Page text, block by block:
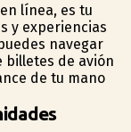
línea, es tu
y experiencias
navegar
billetes de avión
de tu mano